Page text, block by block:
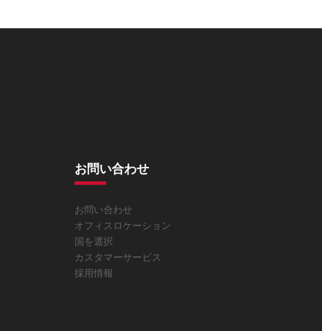
お問い合わせ
お問い合わせ
オフィスロケーション
国を選択
カスタマーサービス
採用情報